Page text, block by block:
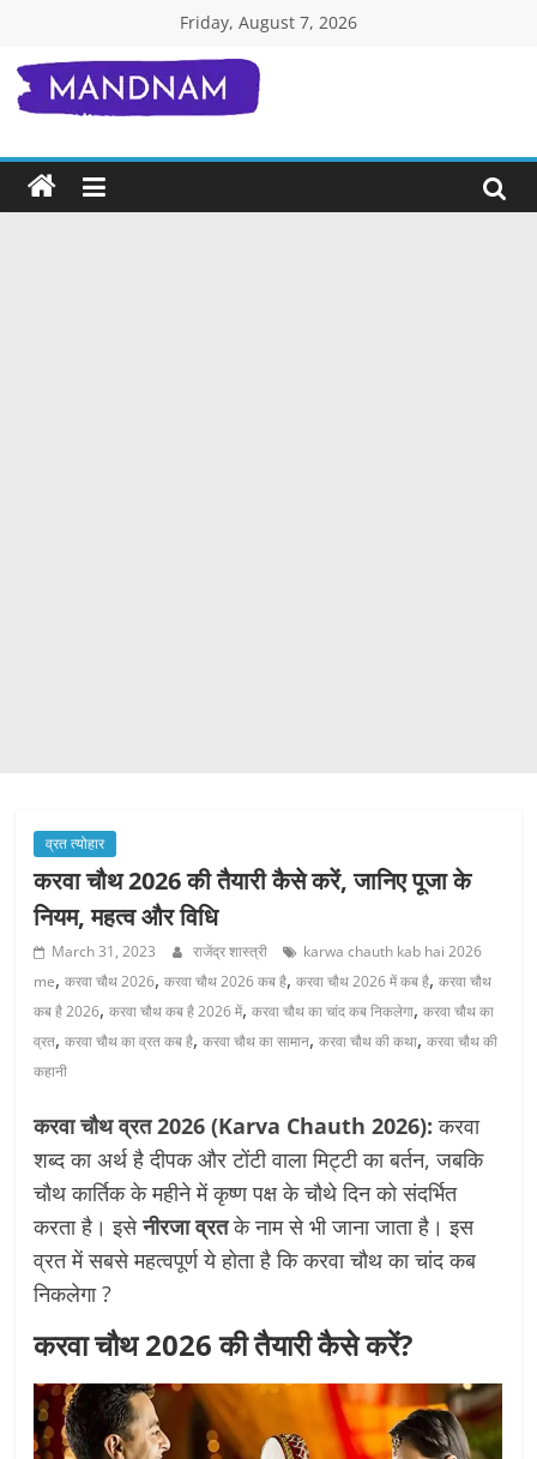
content
Friday, August 7, 2026
Mandnam.com
जाने
एक-
व्रत त्योहार
करवा चौथ 2026 की तैयारी कैसे करें, जानिए पूजा के
नियम, महत्व और विधि
March 31, 2023 राजेंद्र शास्त्री
karwa chauth kab hai 2026
me,करवा चौथ 2026,करवा चौथ 2026 कब है,करवा चौथ 2026 में कब है,करवा चौथ
कब है 2026,करवा चौथ कब है 2026 में,करवा चौथ का चांद कब निकलेगा,करवा चौथ का
व्रत,करवा चौथ का व्रत कब है,करवा चौथ का सामान,करवा चौथ की कथा,करवा चौथ की
कहानी
करवा चौथ व्रत 2026 (Karva Chauth 2026):करवा
शब्द का अर्थ है दीपक और टोंटी वाला मिट्टी का बर्तन, जबकि
चौथ कार्तिक के महीने में कृष्ण पक्ष के चौथे दिन को संदर्भित
करता है। इसेनीरजा व्रतके नाम से भी जाना जाता है। इस
व्रत में सबसे महत्वपूर्ण ये होता है कि करवा चौथ का चांद कब
निकलेगा ?
करवा चौथ 2026 की तैयारी कैसे करें?